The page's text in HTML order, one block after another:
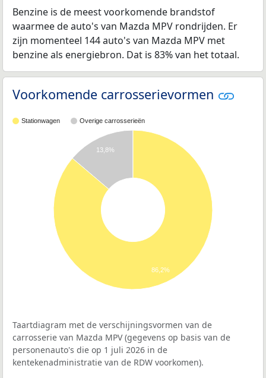
Benzine is de meest voorkomende brandstof
waarmee de auto's van Mazda MPV rondrijden. Er
zijn momenteel 144 auto's van Mazda MPV met
benzine als energiebron. Dat is 83% van het totaal.
Voorkomende carrosserievormen
Stationwagen Overige carrosserieën
13,8%
86,2%
Taartdiagram met de verschijningsvormen van de
carrosserie van Mazda MPV (gegevens op basis van de
personenauto's die op 1 juli 2026 in de
kentekenadministratie van de RDW voorkomen).